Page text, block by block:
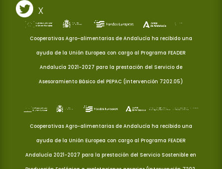
X
Cooperativas Agro-alimentarias de Andalucía ha recibido una
ayuda de la Unión Europea con cargo al Programa FEADER
Andalucía 2021-2027 para la prestación del Servicio de
Asesoramiento Básico del PEPAC (Intervención 7202.05)
Cooperativas Agro-alimentarias de Andalucía ha recibido una
ayuda de la Unión Europea con cargo al Programa FEADER
Andalucía 2021-2027 para la prestación del Servicio Sostenible en